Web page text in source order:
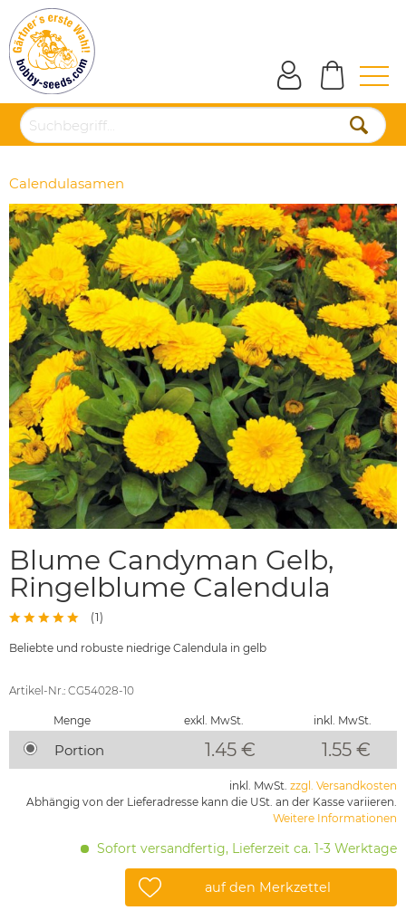
Calendulasamen
Blume Candyman Gelb,
Ringelblume Calendula
(1)
Beliebte und robuste niedrige Calendula in gelb
Artikel-Nr.: CG54028-10
Menge exkl. MwSt. inkl. MwSt.
Portion 1.45 € 1.55 €
inkl. MwSt. zzgl. Versandkosten
Abhängig von der Lieferadresse kann die USt. an der Kasse variieren.
Weitere Informationen
Sofort versandfertig, Lieferzeit ca. 1-3 Werktage
auf den Merkzettel